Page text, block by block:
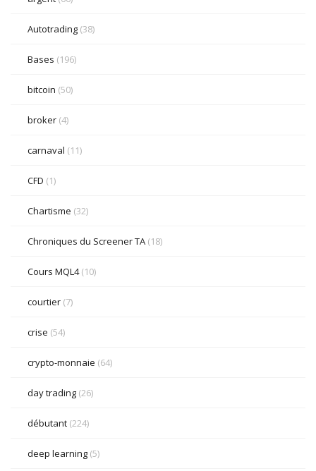
Autotrading (38)
Bases (196)
bitcoin (50)
broker (4)
carnaval (11)
CFD (1)
Chartisme (32)
Chroniques du Screener TA (18)
Cours MQL4(10)
courtier (7)
crise (54)
crypto-monnaie (64)
day trading (26)
débutant (224)
deep learning (5)